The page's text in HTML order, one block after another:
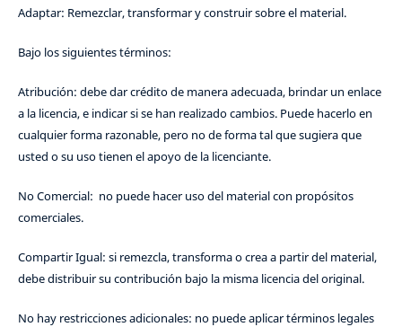
Adaptar: Remezclar, transformar y construir sobre el material.
Bajo los siguientes términos:
Atribución: debe dar crédito de manera adecuada, brindar un enlace
a la licencia, e indicar si se han realizado cambios. Puede hacerlo en
cualquier forma razonable, pero no de forma tal que sugiera que
usted o su uso tienen el apoyo de la licenciante.
No Comercial: no puede hacer uso del material con propósitos
comerciales.
Compartir Igual: si remezcla, transforma o crea a partir del material,
debe distribuir su contribución bajo la misma licencia del original.
No hay restricciones adicionales: no puede aplicar términos legales